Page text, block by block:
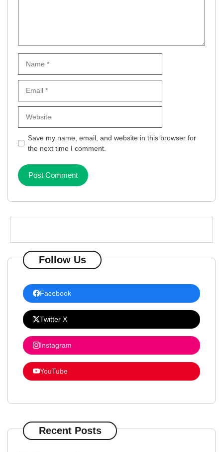
Save my name, email, and website in this browser for
the next time I comment.
Follow Us
Facebook
Twitter X
Instagram
YouTube
Recent Posts